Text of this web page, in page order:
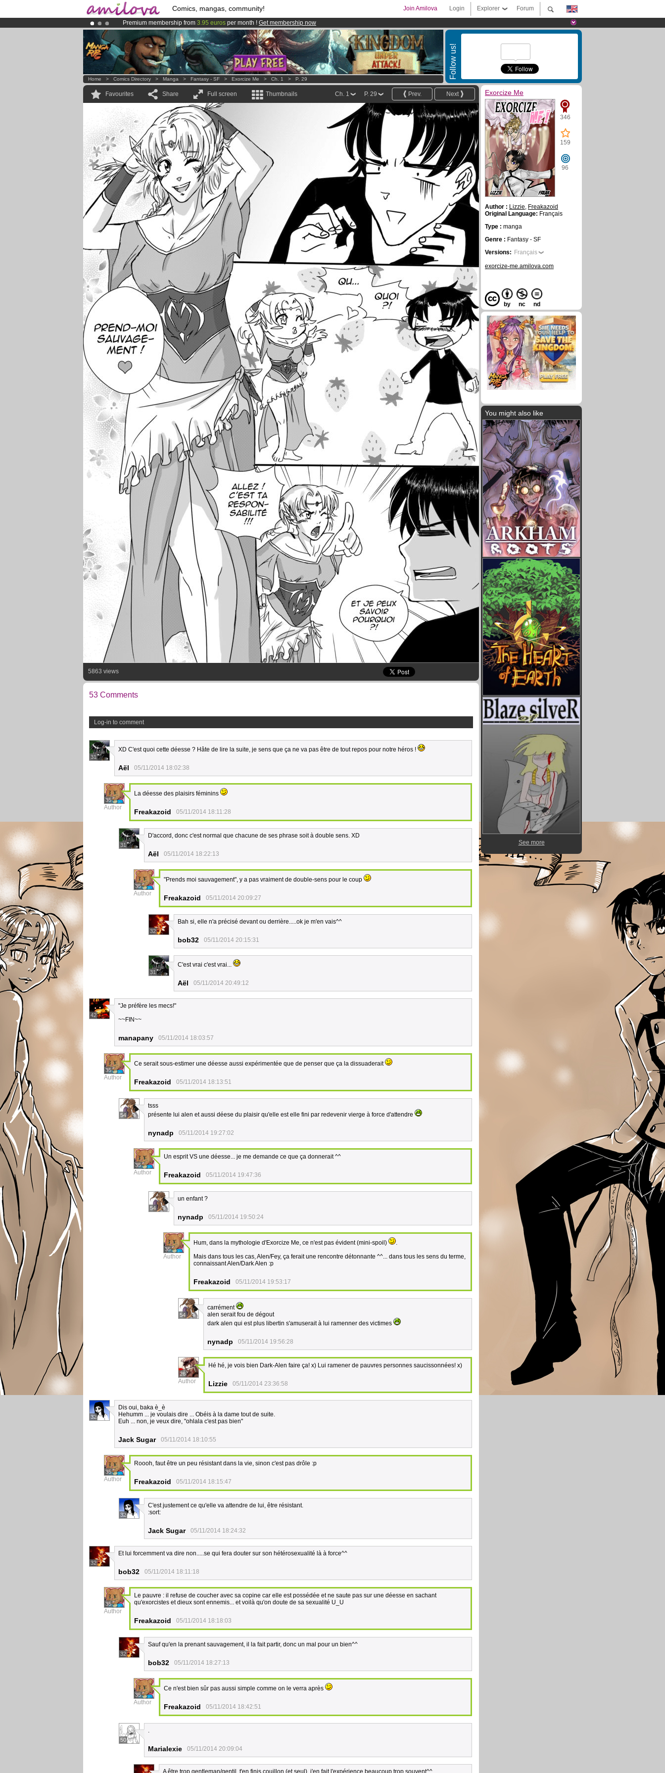
Comics, mangas, community! Forum
Explorer
Login
Join Amilova
Premium membership from 3.95 euros per month ! Get membership now
AmilovaKickstarter is now LIVE!.
Already 134393membersand 1208 comics & mangas!.
Follow us!
Home > Comics Directory > Manga > Fantasy - SF > Exorcize Me > Ch. 1 > P. 29
Favourites Share Full screen Thumbnails Next
Prev.
P. 29
Ch. 1
5863 views
53 Comments
Log-in to comment
31
XD C'est quoi cette déesse ? Hâte de lire la suite, je sens que ça ne va pas être de tout repos pour notre héros !
Aël 05/11/2014 18:02:38
35
Author
La déesse des plaisirs féminins
Freakazoid 05/11/2014 18:11:28
31
D'accord, donc c'est normal que chacune de ses phrase soit à double sens. XD
Aël 05/11/2014 18:22:13
35
Author
"Prends moi sauvagement", y a pas vraiment de double-sens pour le coup
Freakazoid 05/11/2014 20:09:27
32
Bah si, elle n'a précisé devant ou derrière.....ok je m'en vais^^
bob32 05/11/2014 20:15:31
31
C'est vrai c'est vrai...
Aël 05/11/2014 20:49:12
42
"Je préfère les mecs!"
~~FIN~~
manapany 05/11/2014 18:03:57
35
Author
Ce serait sous-estimer une déesse aussi expérimentée que de penser que ça la dissuaderait
Freakazoid 05/11/2014 18:13:51
54
tsss
présente lui alen et aussi déese du plaisir qu'elle est elle fini par redevenir vierge à force d'attendre
nynadp 05/11/2014 19:27:02
35
Author
Un esprit VS une déesse... je me demande ce que ça donnerait ^^
Freakazoid 05/11/2014 19:47:36
54
un enfant ?
nynadp 05/11/2014 19:50:24
35
Author
Hum, dans la mythologie d'Exorcize Me, ce n'est pas évident (mini-spoil)
.
Mais dans tous les cas, Alen/Fey, ça ferait une rencontre détonnante ^^... dans tous les sens du terme,
connaissant Alen/Dark Alen :p
Freakazoid 05/11/2014 19:53:17
54
carrément
alen serait fou de dégout
dark alen qui est plus libertin s'amuserait à lui ramenner des victimes
nynadp 05/11/2014 19:56:28
26
Author
Hé hé, je vois bien Dark-Alen faire ça! x) Lui ramener de pauvres personnes saucissonnées! x)
Lizzie 05/11/2014 23:36:58
32
Dis oui, baka è_è
Hehumm ... je voulais dire ... Obéis à la dame tout de suite.
Euh ... non, je veux dire, "ohlala c'est pas bien"
Jack Sugar 05/11/2014 18:10:55
35
Author
Roooh, faut être un peu résistant dans la vie, sinon c'est pas drôle :p
Freakazoid 05/11/2014 18:15:47
32
C'est justement ce qu'elle va attendre de lui, être résistant.
:sort:
Jack Sugar 05/11/2014 18:24:32
32
Et lui forcemment va dire non.....se qui fera douter sur son hétérosexualité là à force^^
bob32 05/11/2014 18:11:18
35
Author
Le pauvre : il refuse de coucher avec sa copine car elle est possédée et ne saute pas sur une déesse en sachant
qu'exorcistes et dieux sont ennemis... et voilà qu'on doute de sa sexualité U_U
Freakazoid 05/11/2014 18:18:03
32
Sauf qu'en la prenant sauvagement, il la fait partir, donc un mal pour un bien^^
bob32 05/11/2014 18:27:13
35
Author
Ce n'est bien sûr pas aussi simple comme on le verra après
Freakazoid 05/11/2014 18:42:51
50
.
Marialexie 05/11/2014 20:09:04
A être trop gentleman/gentil, t'en finis couillon (et seul), j'en fait l'expérience beaucoup trop souvent^^
Exorcize Me
346
159
96
Author : Lizzie, Freakazoid
Original Language: Français
Type : manga
Genre : Fantasy - SF
Versions: Français
exorcize-me.amilova.com
by nc nd
You might also like
See more